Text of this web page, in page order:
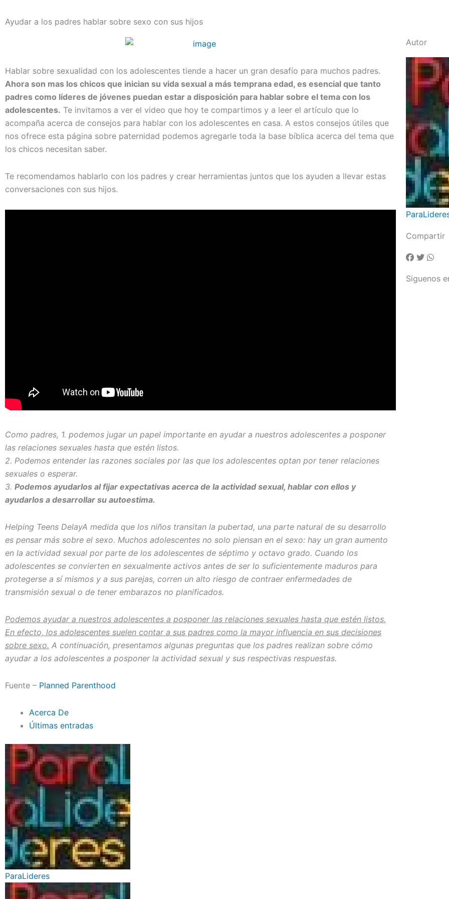
Ayudar a los padres hablar sobre sexo con sus hijos
Hablar sobre sexualidad con los adolescentes tiende a hacer un gran desafío para muchos padres.
Ahora son mas los chicos que inician su vida sexual a más temprana edad, es esencial que tanto
padres como líderes de jóvenes puedan estar a disposición para hablar sobre el tema con los
adolescentes. Te invitamos a ver el video que hoy te compartimos y a leer el artículo que lo
acompaña acerca de consejos para hablar con los adolescentes en casa. A estos consejos útiles que
nos ofrece esta página sobre paternidad podemos agregarle toda la base bíblica acerca del tema que
los chicos necesitan saber.
Te recomendamos hablarlo con los padres y crear herramientas juntos que los ayuden a llevar estas
conversaciones con sus hijos.
Como padres, 1. podemos jugar un papel importante en ayudar a nuestros adolescentes a posponer
las relaciones sexuales hasta que estén listos.
2. Podemos entender las razones sociales por las que los adolescentes optan por tener relaciones
sexuales o esperar.
3. Podemos ayudarlos al fijar expectativas acerca de la actividad sexual, hablar con ellos y
ayudarlos a desarrollar su autoestima.
Helping Teens DelayA medida que los niños transitan la pubertad, una parte natural de su desarrollo
es pensar más sobre el sexo. Muchos adolescentes no solo piensan en el sexo: hay un gran aumento
en la actividad sexual por parte de los adolescentes de séptimo y octavo grado. Cuando los
adolescentes se convierten en sexualmente activos antes de ser lo suficientemente maduros para
protegerse a sí mismos y a sus parejas, corren un alto riesgo de contraer enfermedades de
transmisión sexual o de tener embarazos no planificados.
Podemos ayudar a nuestros adolescentes a posponer las relaciones sexuales hasta que estén listos.
En efecto, los adolescentes suelen contar a sus padres como la mayor influencia en sus decisiones
sobre sexo. A continuación, presentamos algunas preguntas que los padres realizan sobre cómo
ayudar a los adolescentes a posponer la actividad sexual y sus respectivas respuestas.
Fuente – Planned Parenthood
Acerca De
Últimas entradas
ParaLideres
Autor
Compartir
Siguenos